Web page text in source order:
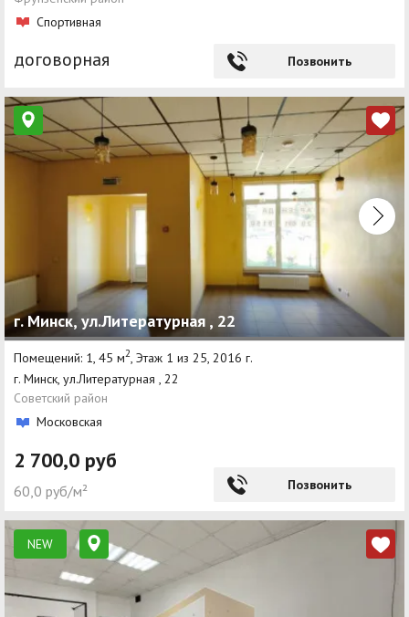
Спортивная
договорная Позвонить
г. Минск, ул.Литературная , 22
Помещений: 1, 45 м2 , Этаж 1 из 25, 2016 г.
г. Минск, ул.Литературная , 22
Советский район
Московская
2 700,0 руб
60,0 руб/м² Позвонить
NEW